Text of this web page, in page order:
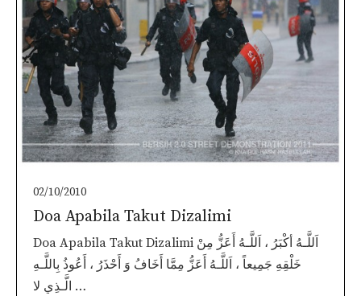
02/10/2010
Doa Apabila Takut Dizalimi
Doa Apabila Takut Dizalimi اَللَّـهُ أكْبَرُ ، اَللَّـهُ أَعَزُّ مِنْ
خَلْقِهِ جَمِيعاً ، اَللَّـهُ أَعَزُّ مِمَّا أَخَافُ وَ أَحْذَرُ ، أَعُوذُ بِاللَّـهِ
الَّـذِي لا …